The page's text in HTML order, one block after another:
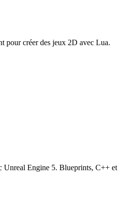
pour créer des jeux 2D avec Lua.
Unreal Engine 5. Blueprints, C++ et